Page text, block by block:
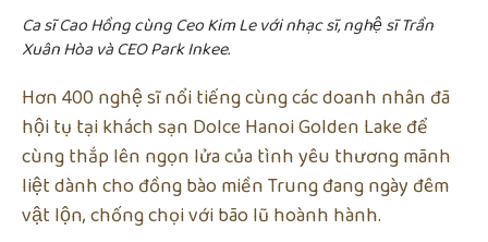
Ca sĩ Cao Hồng cùng Ceo Kim Le với nhạc sĩ, nghệ sĩ Trần
Xuân Hòa và CEO Park Inkee.
Hơn 400 nghệ sĩ nổi tiếng cùng các doanh nhân đã
hội tụ tại khách sạn Dolce Hanoi Golden Lake để
cùng thắp lên ngọn lửa của tình yêu thương mãnh
liệt dành cho đồng bào miền Trung đang ngày đêm
vật lộn, chống chọi với bão lũ hoành hành.